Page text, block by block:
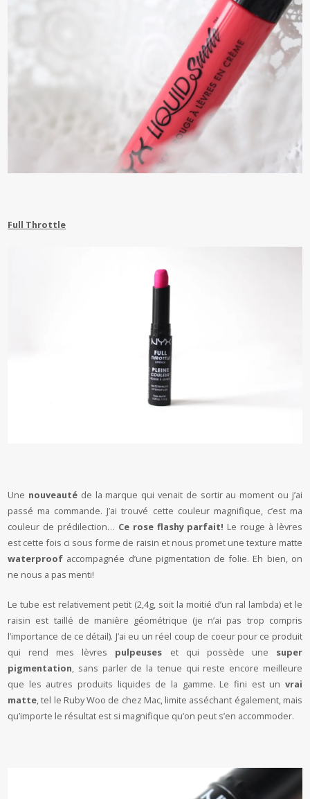
Full Throttle
Une nouveauté de la marque qui venait de sortir au moment ou j’ai
passé ma commande. J’ai trouvé cette couleur magnifique, c’est ma
couleur de prédilection… Ce rose flashy parfait! Le rouge à lèvres
est cette fois ci sous forme de raisin et nous promet une texture matte
waterproof accompagnée d’une pigmentation de folie. Eh bien, on
ne nous a pas menti!
Le tube est relativement petit (2,4g, soit la moitié d’un ral lambda) et le
raisin est taillé de manière géométrique (je n’ai pas trop compris
l’importance de ce détail). J’ai eu un réel coup de coeur pour ce produit
qui rend mes lèvres pulpeuses et qui possède une super
pigmentation , sans parler de la tenue qui reste encore meilleure
que les autres produits liquides de la gamme. Le fini est un vrai
matte , tel le Ruby Woo de chez Mac, limite asséchant également, mais
qu’importe le résultat est si magnifique qu’on peut s’en accommoder.